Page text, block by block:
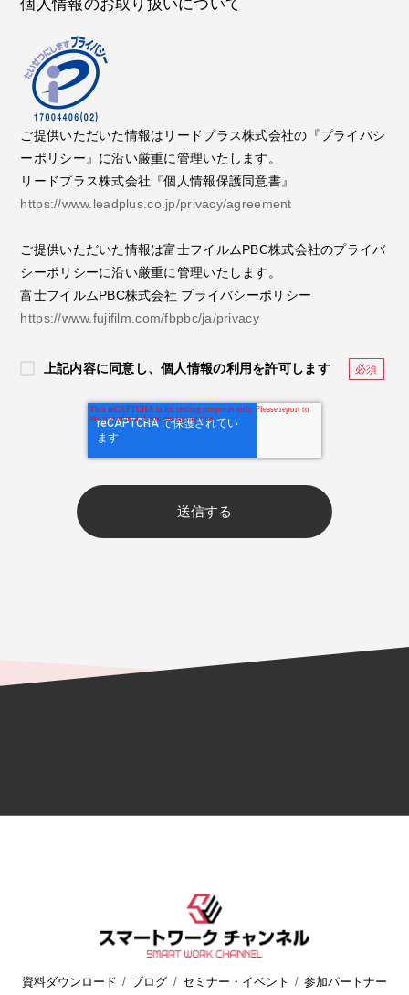
個人情報のお取り扱いについて
ご提供いただいた情報はリードプラス株式会社の『プライバシ
ーポリシー』に沿い厳重に管理いたします。
リードプラス株式会社『個人情報保護同意書』
https://www.leadplus.co.jp/privacy/agreement
ご提供いただいた情報は富士フイルムPBC株式会社のプライバ
シーポリシーに沿い厳重に管理いたします。
富士フイルムPBC株式会社 プライバシーポリシー
https://www.fujifilm.com/fbpbc/ja/privacy
上記内容に同意し、個人情報の利用を許可します
資料ダウンロード ブログ セミナー・イベント 参加パートナー